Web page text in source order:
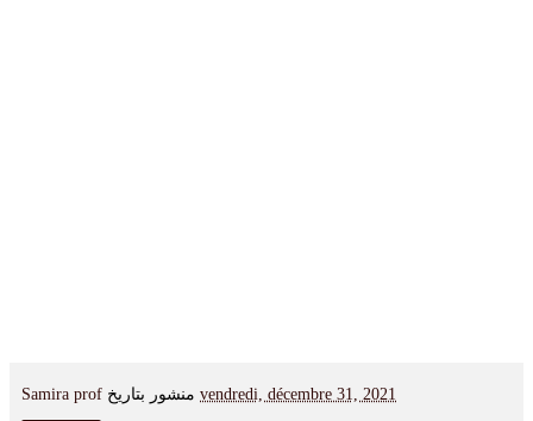
Samira prof vendredi, décembre 31, 2021